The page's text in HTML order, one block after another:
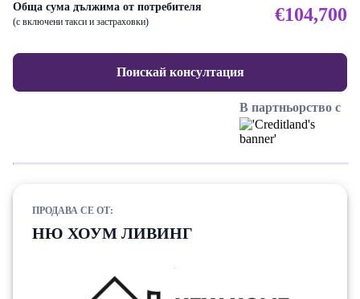
Обща сума дължима от потребителя
(с включени такси и застраховки) €104,700
Поискай консултация
В партньорство с
ПРОДАВА СЕ ОТ:
НЮ ХОУМ ЛИВИНГ